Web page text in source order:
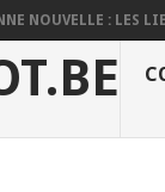
NOUVELLE : LES